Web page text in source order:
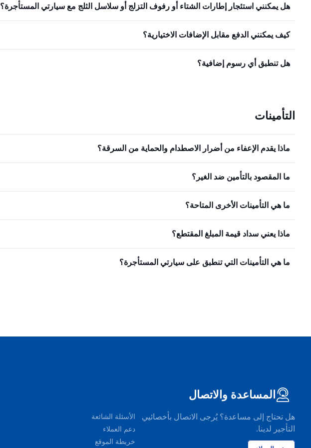
هل يمكنني استئجار إطارات الشتاء أو رفوف التزلج أو سلاسل الثلج مع سيارتي المستأجرة؟
كيف يمكنني الدفع مقابل الإضافات الاختيارية؟
هل تنطبق أي رسوم إضافية؟
التأمينات
ماذا يقدم الإعفاء من أضرار الاصطدام والحماية من السرقة؟
ما المقصود بالتأمين ضد الغير؟
ما هي التأمينات الأخرى المتاحة؟
ماذا يعني سداد قيمة المبلغ المقتطع؟
ما هي التأمينات التي تنطبق على سيارتي المستأجرة؟
المساعدة والاتصال
هل تحتاج إلى مساعدة؟ يُرجى الاتصال بأخصائيي
التأجير لدينا.
الأسئلة الشائعة
دعم العملاء
خريطة الموقع